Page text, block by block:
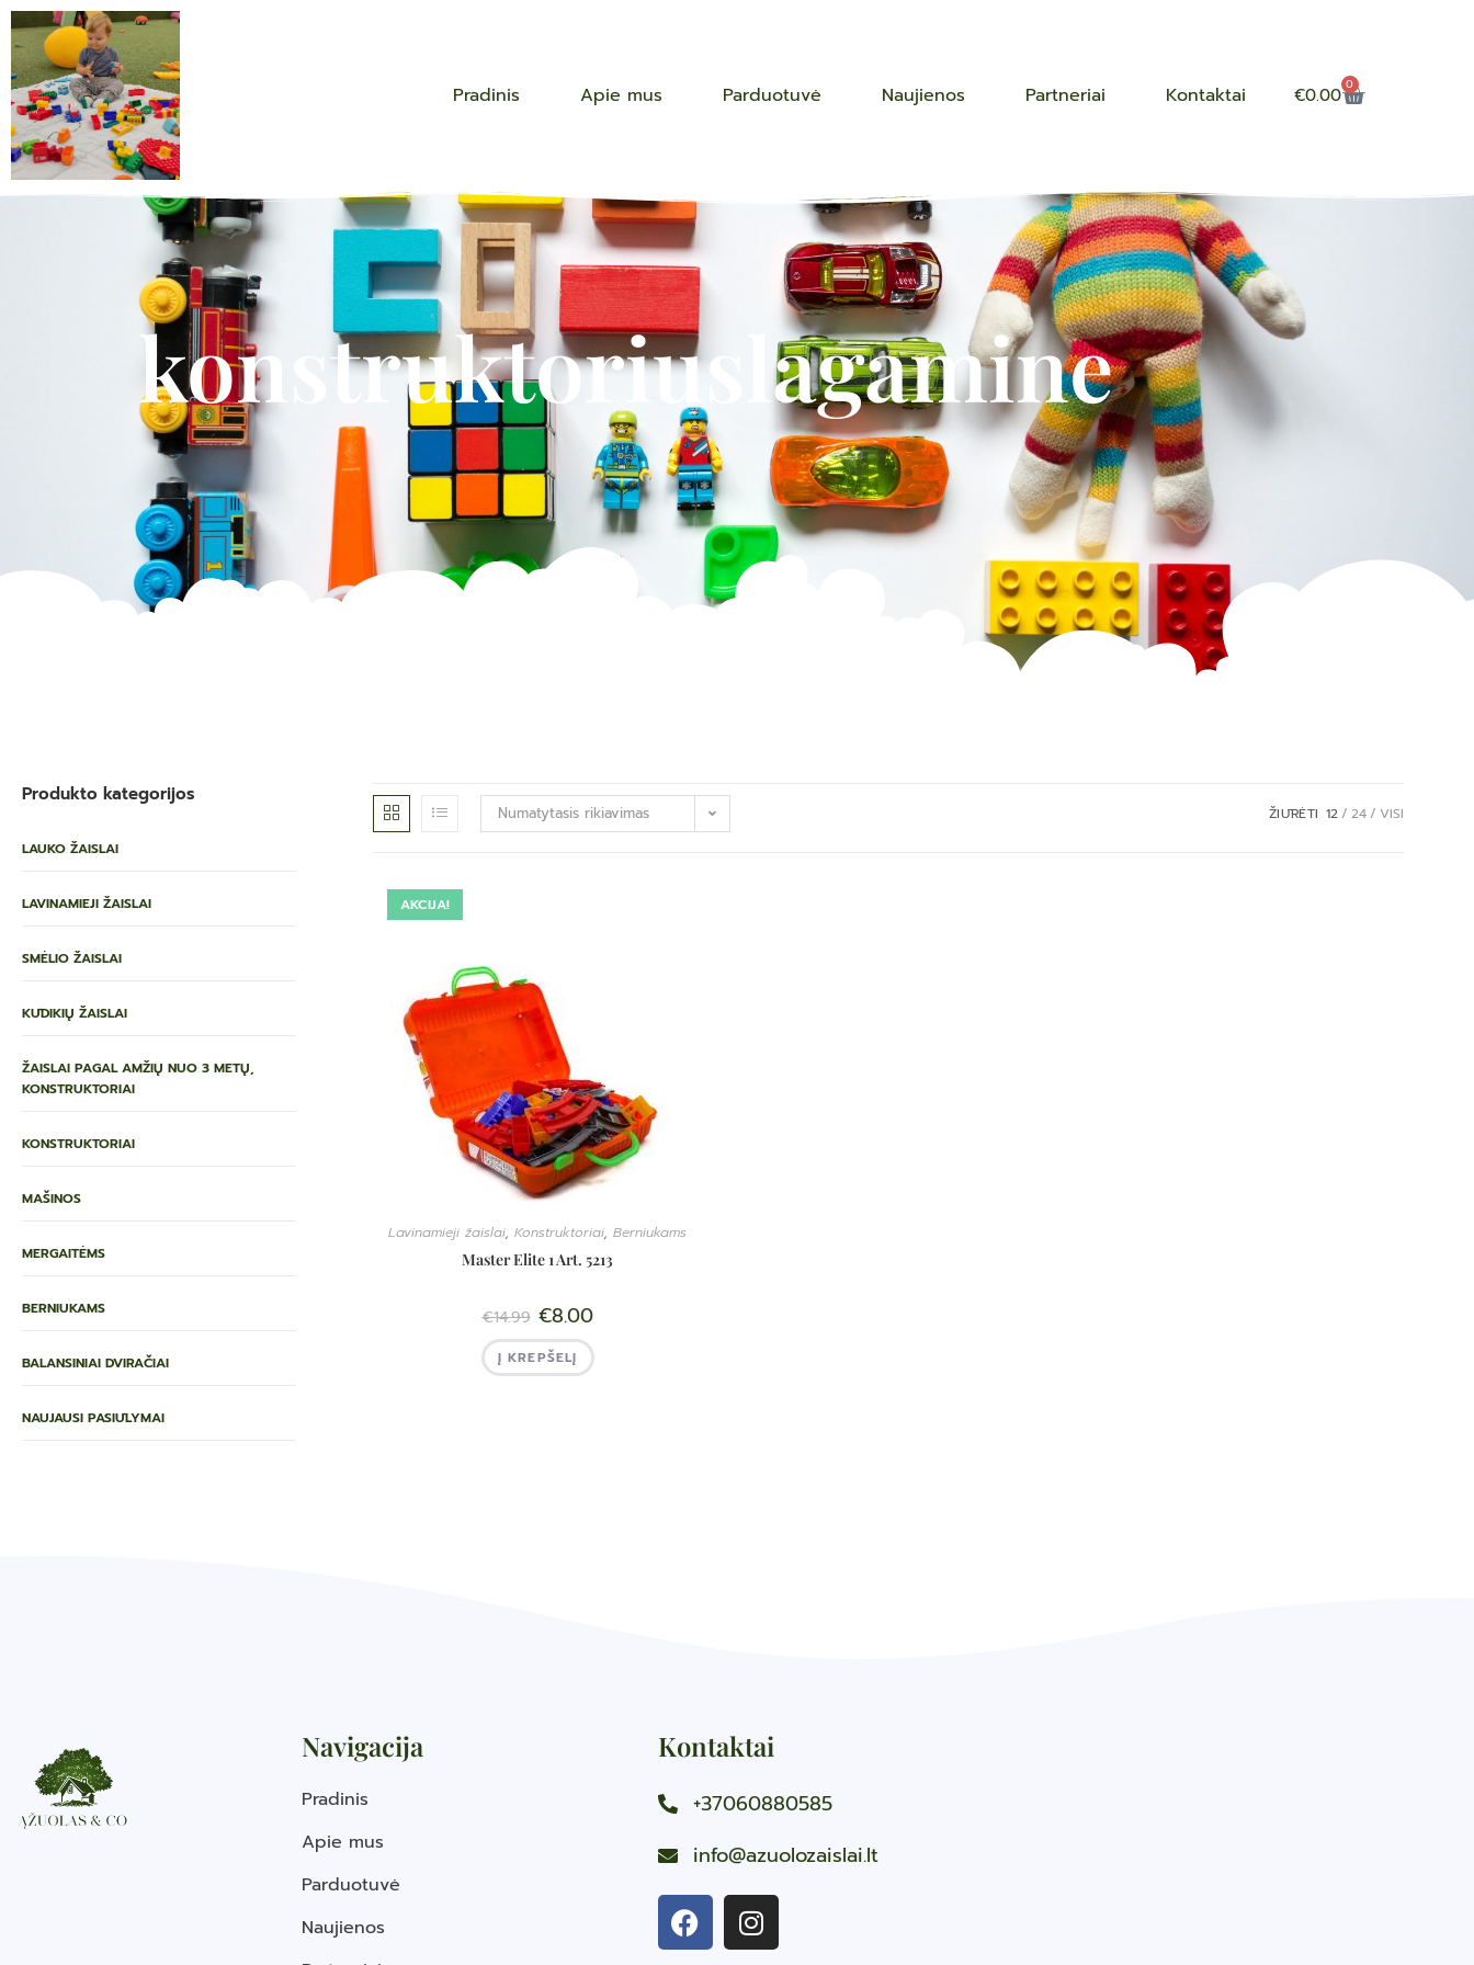
Pradinis Apie mus Parduotuvė Naujienos Partneriai Kontaktai €0.00 0
konstruktoriuslagamine
Produkto kategorijos
LAUKO ŽAISLAI
LAVINAMIEJI ŽAISLAI
SMĖLIO ŽAISLAI
KŪDIKIŲ ŽAISLAI
ŽAISLAI PAGAL AMŽIŲ NUO 3 METŲ,
KONSTRUKTORIAI
KONSTRUKTORIAI
MAŠINOS
MERGAITĖMS
BERNIUKAMS
BALANSINIAI DVIRAČIAI
NAUJAUSI PASIŪLYMAI
Numatytasis rikiavimas ŽIŪRĖTI 12 24 VISI
AKCIJA!
Lavinamieji žaislai, Konstruktoriai, Berniukams
Master Elite 1 Art. 5213
€14.99 €8.00
Į KREPŠELĮ
Navigacija
Pradinis
Apie mus
Parduotuvė
Naujienos
Kontaktai
+37060880585
info@azuolozaislai.lt